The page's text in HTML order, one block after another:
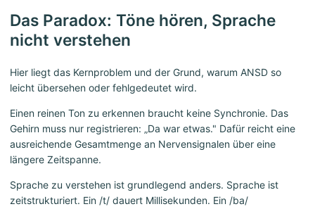
Das Paradox: Töne hören, Sprache
nicht verstehen
Hier liegt das Kernproblem und der Grund, warum ANSD so
leicht übersehen oder fehlgedeutet wird.
Einen reinen Ton zu erkennen braucht keine Synchronie. Das
Gehirn muss nur registrieren: „Da war etwas." Dafür reicht eine
ausreichende Gesamtmenge an Nervensignalen über eine
längere Zeitspanne.
Sprache zu verstehen ist grundlegend anders. Sprache ist
zeitstrukturiert. Ein /t/ dauert Millisekunden. Ein /ba/